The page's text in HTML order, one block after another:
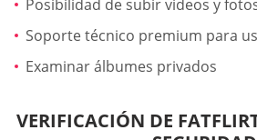
Posibilidad de subir videos y
Soporte técnico premium para
Examinar álbumes privados
VERIFICACIÓN DE